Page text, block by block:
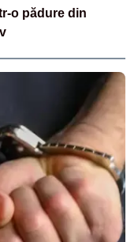
o pădure din